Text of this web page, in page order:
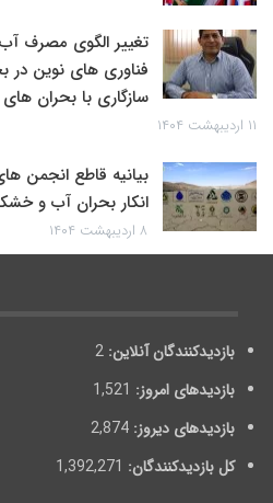
تغییر الگوی مصرف آب
فناوری های نوین در
سازگاری با بحران های
۱۱ اردیبهشت ۱۴۰۴
بیانیه قاطع انجمن
انکار بحران آب و
۸ اردیبهشت ۱۴۰۴
بازدیدکنندگان آنلاین: 2
بازدیدهای امروز: 1,521
بازدیدهای دیروز: 2,874
کل بازدیدکنند‌گان: 1,392,271